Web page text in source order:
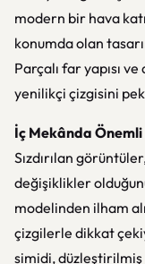
modern bir hava
konumda olan
Parçalı far yapısı
yenilikçi çizgisini
İç Mekânda
Sızdırılan
değişiklikler
modelinden ilham
çizgilerle dikkat
simidi, düzleştirilmiş